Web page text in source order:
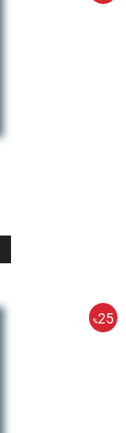
%25